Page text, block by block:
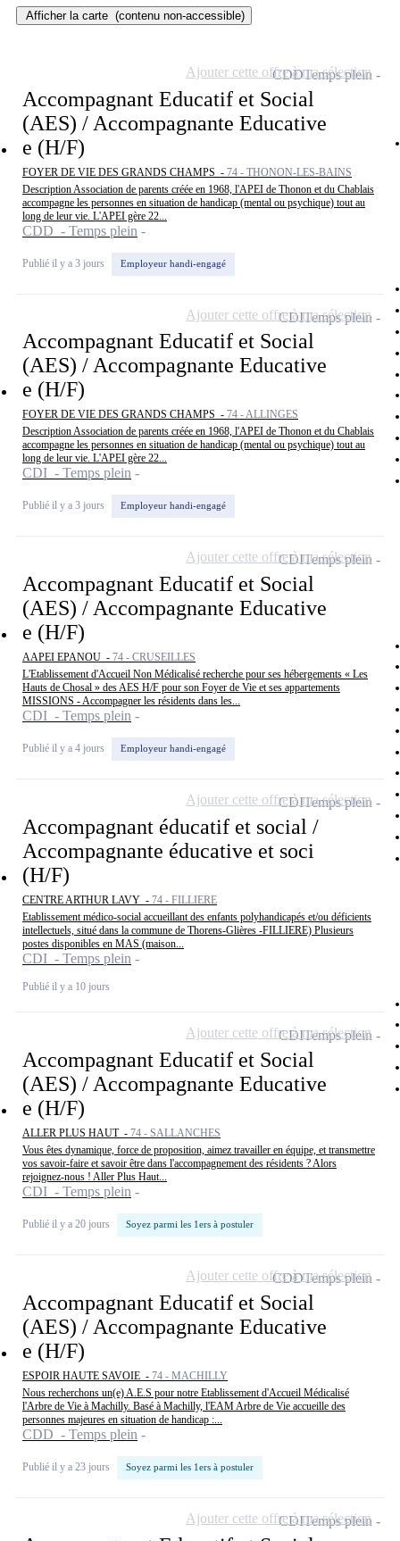
Afficher la carte (contenu non-accessible)
Accompagnant Educatif et Social
(AES) / Accompagnante Educative
e (H/F)
FOYER DE VIE DES GRANDS CHAMPS - 74 - THONON-LES-BAINS
Description Association de parents créée en 1968, l'APEI de Thonon et du Chablais
accompagne les personnes en situation de handicap (mental ou psychique) tout au
long de leur vie. L'APEI gère 22...
CDD - Temps plein
Publié il y a 3 jours Employeur handi-engagé
CDDTemps plein
Ajouter cette offre à ma sélection
Accompagnant Educatif et Social
(AES) / Accompagnante Educative
e (H/F)
FOYER DE VIE DES GRANDS CHAMPS - 74 - ALLINGES
Description Association de parents créée en 1968, l'APEI de Thonon et du Chablais
accompagne les personnes en situation de handicap (mental ou psychique) tout au
long de leur vie. L'APEI gère 22...
CDI - Temps plein
Publié il y a 3 jours Employeur handi-engagé
CDITemps plein
Ajouter cette offre à ma sélection
Accompagnant Educatif et Social
(AES) / Accompagnante Educative
e (H/F)
AAPEI EPANOU - 74 - CRUSEILLES
L'Etablissement d'Accueil Non Médicalisé recherche pour ses hébergements « Les
Hauts de Chosal » des AES H/F pour son Foyer de Vie et ses appartements
MISSIONS - Accompagner les résidents dans les...
CDI - Temps plein
Publié il y a 4 jours Employeur handi-engagé
CDITemps plein
Ajouter cette offre à ma sélection
Accompagnant éducatif et social /
Accompagnante éducative et soci
(H/F)
CENTRE ARTHUR LAVY - 74 - FILLIERE
Etablissement médico-social accueillant des enfants polyhandicapés et/ou déficients
intellectuels, situé dans la commune de Thorens-Glières -FILLIERE) Plusieurs
postes disponibles en MAS (maison...
CDI - Temps plein
Publié il y a 10 jours
CDITemps plein
Ajouter cette offre à ma sélection
Accompagnant Educatif et Social
(AES) / Accompagnante Educative
e (H/F)
ALLER PLUS HAUT - 74 - SALLANCHES
Vous êtes dynamique, force de proposition, aimez travailler en équipe, et transmettre
vos savoir-faire et savoir être dans l'accompagnement des résidents ? Alors
rejoignez-nous ! Aller Plus Haut...
CDI - Temps plein
Publié il y a 20 jours Soyez parmi les 1ers à postuler
CDITemps plein
Ajouter cette offre à ma sélection
Accompagnant Educatif et Social
(AES) / Accompagnante Educative
e (H/F)
ESPOIR HAUTE SAVOIE - 74 - MACHILLY
Nous recherchons un(e) A.E.S pour notre Etablissement d'Accueil Médicalisé
l'Arbre de Vie à Machilly. Basé à Machilly, l'EAM Arbre de Vie accueille des
personnes majeures en situation de handicap :...
CDD - Temps plein
Publié il y a 23 jours Soyez parmi les 1ers à postuler
CDDTemps plein
Ajouter cette offre à ma sélection
CDITemps plein
Ajouter cette offre à ma sélection